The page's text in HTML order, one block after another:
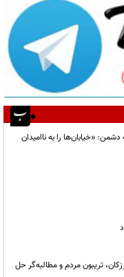
«خیابان‌ها را به ناامیدان
تریبون مردم و مطالبه‌گر حل